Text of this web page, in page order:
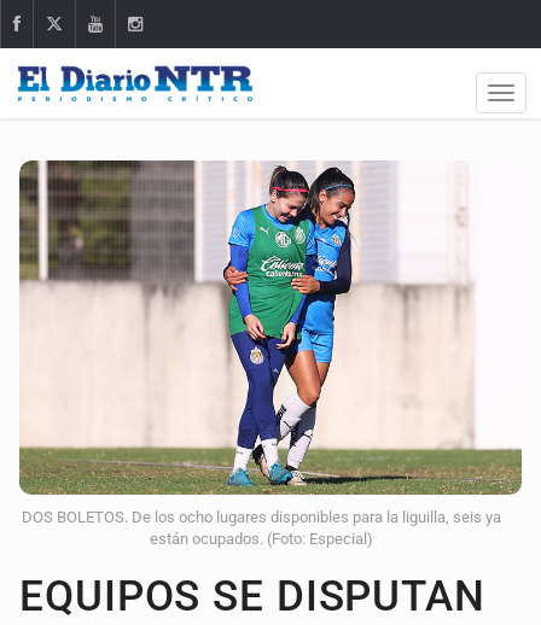
DOS BOLETOS. De los ocho lugares disponibles para la liguilla, seis ya
están ocupados. (Foto: Especial)
EQUIPOS SE DISPUTAN